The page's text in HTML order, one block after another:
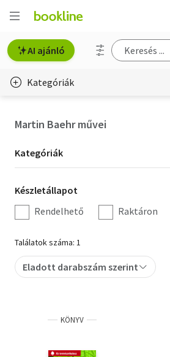
AI ajánló
Kategóriák
Hobbi, szabadidő
Irodalom
Művészet
Szakkönyv
Tankönyv, segédkönyv
Társadalomtudomány
Martin Baehr művei
Kategória
szűrés
Kategóriák
Készletállapot
szűrés
Készletállapot
Rendelhető
Raktáron
Találatok száma: 1
Eladott darabszám szerint
KÖNYV